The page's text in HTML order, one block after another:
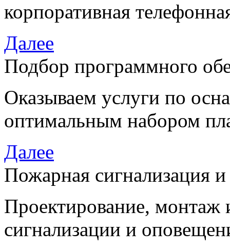
корпоративная
Далее
Подбор программного
Оказываем услуги по
оптимальным набором
Далее
Пожарная сигнализация
Проектирование, монтаж
сигнализации и